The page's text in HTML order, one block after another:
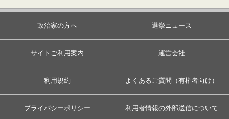
政治家の方へ 選挙ニュース
サイトご利用案内 運営会社
利用規約 よくあるご質問（有権者向け）
プライバシーポリシー 利用者情報の外部送信について